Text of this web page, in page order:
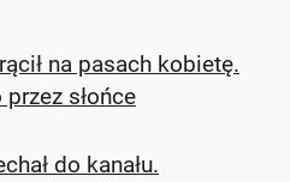
na pasach kobietę.
przez słońce
do kanału.